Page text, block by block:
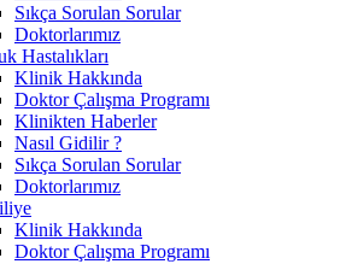
Sıkça Sorulan Sorular
Doktorlarımız
Hastalıkları
Klinik Hakkında
Doktor Çalışma Programı
Klinikten Haberler
Nasıl Gidilir ?
Sıkça Sorulan Sorular
Doktorlarımız
Klinik Hakkında
Doktor Çalışma Programı